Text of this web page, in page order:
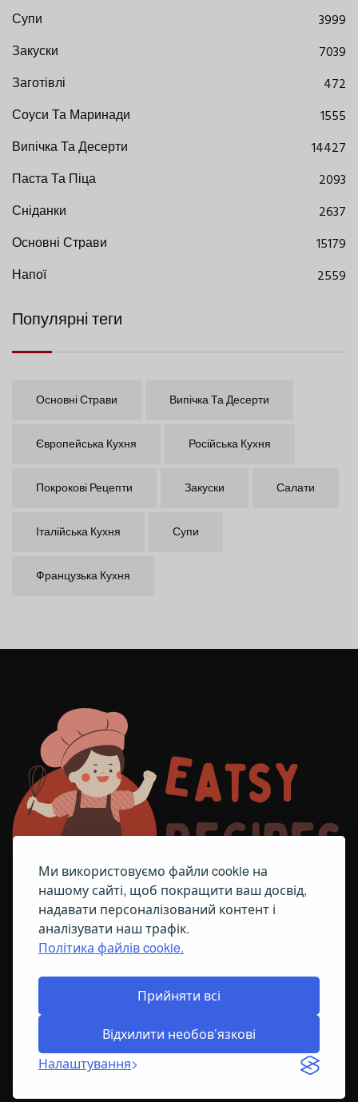
Ми використовуємо файли cookie на
нашому сайті, щоб покращити ваш досвід,
надавати персоналізований контент і
аналізувати наш трафік.
Політика файлів cookie.
Прийняти всі
Відхилити необов’язкові
Налаштування
Супи
3999
Закуски
7039
Заготівлі
472
Соуси Та Маринади
1555
Випічка Та Десерти
14427
Паста Та Піца
2093
Сніданки
2637
Основні Страви
15179
Напої
2559
Популярні теги
Основні Страви Випічка Та Десерти
Європейська Кухня Російська Кухня
Покрокові Рецепти Закуски Салати
Італійська Кухня Супи
Французька Кухня
ПОЛІТИКА ЩОДО ФАЙЛІВ COOKIE
© All Right Reserved2026